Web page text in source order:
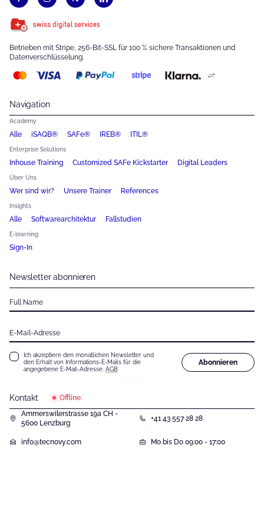
Betrieben mit Stripe, 256-Bit-SSL für 100 % sichere Transaktionen und
Datenverschlüsselung.
Navigation
Academy
Alle iSAQB® SAFe® IREB® ITIL®
Enterprise Solutions
Inhouse Training Customized SAFe Kickstarter Digital Leaders
Über Uns
Wer sind wir? Unsere Trainer References
Insights
Alle Softwarearchitektur Fallstudien
E-learning
Sign-In
Kontakt
Offline.
Ammerswilerstrasse 19a CH -
5600 Lenzburg
+41 43 557 28 28
info@tecnovy.com Mo bis Do 09:00 - 17:00
Newsletter abonnieren
Full Name
E-Mail-Adresse
Ich akzeptiere den monatlichen Newsletter und
den Erhalt von Informations-E-Mails für die
angegebene E-Mail-Adresse. AGB
Abonnieren